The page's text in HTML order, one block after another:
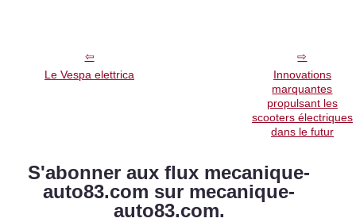
Le Vespa elettrica
Innovations
marquantes
propulsant les
scooters électriques
dans le futur
S'abonner aux flux mecanique-
auto83.com sur mecanique-
auto83.com.